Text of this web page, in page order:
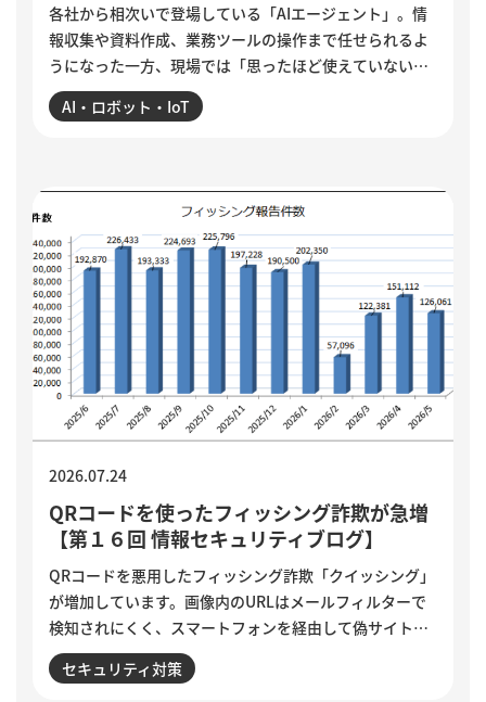
各社から相次いで登場している「AIエージェント」。情
報収集や資料作成、業務ツールの操作まで任せられるよ
うになった一方、現場では「思ったほど使えていない」
という声も聞かれます。各社のAIエージェント機能を紹
介するとともに、導入がうまくいかない5つの理由を整
ます。
AI・ロボット・IoT
QRコードを使ったフィッシング詐欺が急増
【第１６回 情報セキュリティブログ】
2026.07.24
QRコードを悪用したフィッシング詐欺「クイッシング」
が増加しています。画像内のURLはメールフィルターで
検知されにくく、スマートフォンを経由して偽サイトへ
誘導される点が特徴です。セキュリティ意識が高い人ほ
ど狙われる巧妙な手口と、被害を防ぐために実践したい3
セキュリティ対策